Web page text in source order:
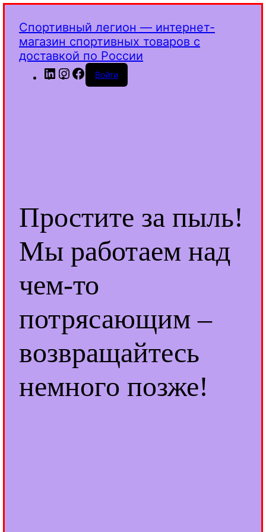
Спортивный легион — интернет-
магазин спортивных товаров с
доставкой по России
LinkedInInstagram
Facebook
Войти
Простите за пыль!
Мы работаем над
чем-то
потрясающим –
возвращайтесь
немного позже!